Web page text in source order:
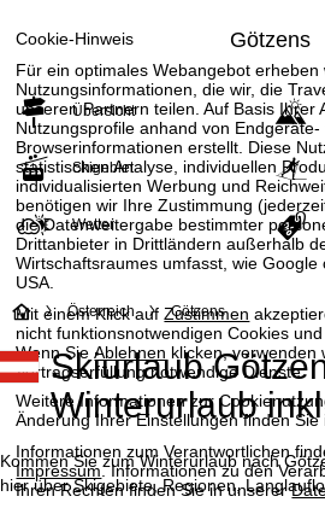
Cookie-Hinweis
Für ein optimales Webangebot
Nutzungsinformationen, die wir, die
unseren Partnern teilen. Auf Basis Ihrer
Nutzungsprofile anhand von Endgeräte-
Browserinformationen erstellt. Diese
statistischen Analyse, individuellen
individualisierten Werbung und
benötigen wir Ihre Zustimmung
die Datenweitergabe bestimmter
Drittanbieter in Drittländern außerhalb
Wirtschaftsraumes umfasst, wie Google
USA.
Mit einem Klick aufZustimmen
nicht funktionsnotwendigen Cookies
Wenn SieAblehnen klicken, verwenden
Vertragserfüllung notwendige Dienste.
Weitere Informationen zur
Änderung Ihrer Einstellungen finden
Informationen zum Verantwortlichen
Impressum. Informationen zu den
Ihren Rechten finden Sie in unserer
Götzens
Übersicht
Skigebiet
Wetter
S
t
a
r
Österreich Götzens
Skiurlaub
Winterurlaub
Kommen Sie zum Winterurlaub nach
hier über Skigebiete, Regionen,